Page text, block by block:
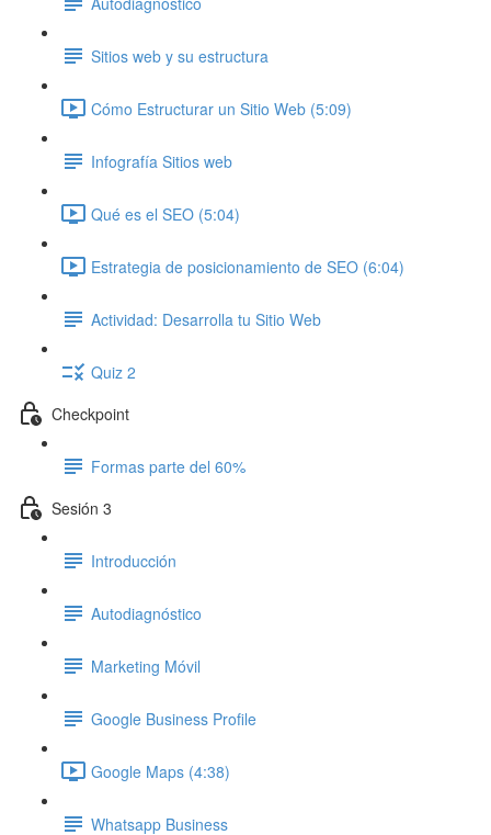
Sitios web y su estructura
Cómo Estructurar un Sitio Web (5:09)
Infografía Sitios web
Qué es el SEO (5:04)
Estrategia de posicionamiento de SEO (6:04)
Actividad: Desarrolla tu Sitio Web
Quiz 2
Checkpoint
Formas parte del 60%
Sesión 3
Introducción
Autodiagnóstico
Marketing Móvil
Google Business Profile
Google Maps (4:38)
Whatsapp Business